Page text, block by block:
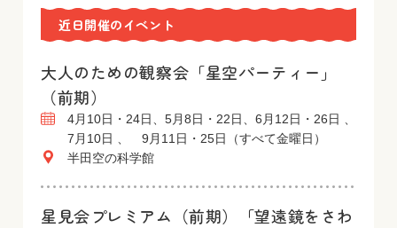
近日開催のイベント
大人のための観察会「星空パーティー」
（前期）
4月10日・24日、5月8日・22日、6月12日・26日 、
7月10日 、 9月11日・25日（すべて金曜日）
半田空の科学館
星見会プレミアム（前期）「望遠鏡をさわ